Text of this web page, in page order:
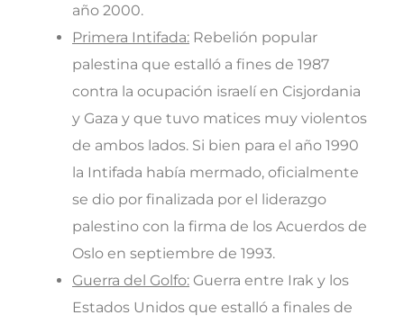
año 2000.
Primera Intifada: Rebelión popular
palestina que estalló a fines de 1987
contra la ocupación israelí en Cisjordania
y Gaza y que tuvo matices muy violentos
de ambos lados. Si bien para el año 1990
la Intifada había mermado, oficialmente
se dio por finalizada por el liderazgo
palestino con la firma de los Acuerdos de
Oslo en septiembre de 1993.
Guerra del Golfo: Guerra entre Irak y los
Estados Unidos que estalló a finales de